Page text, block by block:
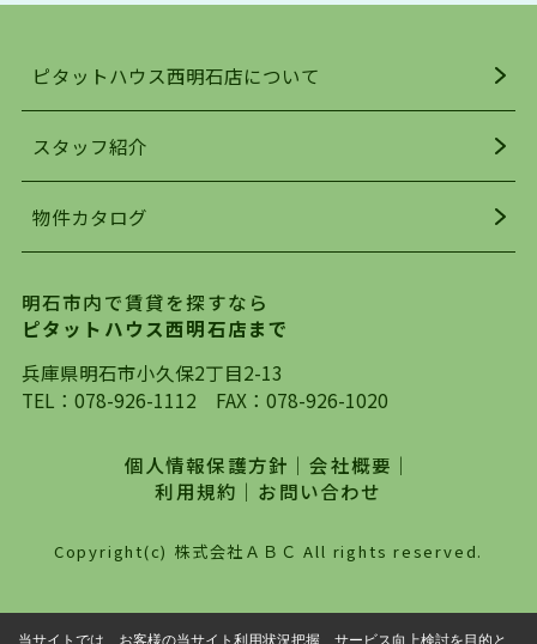
明石駅・西明石駅を中心に、明石市・神戸市西区
でお部屋探している方は、ぜひ当ＨＰにて物件を
お探しになってください。弊社は、スタッフの平
を行っており地域最大級の情報取扱量を誇ってお
ります。店頭で限られた物件をご紹介する、従来
自身でインターネットを利用し、理想のお部屋を
探していただき、選択していただいた物件情報に
対して、専門知識を持ったスタッフがサポートさ
せていただくスタイルを心がけております。私た
は、一度だけでは終わらない、お客様との末長い
お付き合いです。初めての一人暮らしから、就
職・ご結婚・売買物件の購入、などなど一生涯に
わたる、良きアドバイザーとして、地域に密着し
た営業スタイルで様々なお役立ちができればと強
ピタットハウス西明石店について
スタッフ紹介
物件カタログ
明石市内で賃貸を探すなら
ピタットハウス西明石店まで
兵庫県明石市小久保2丁目2-13
TEL： 078-926-1112 FAX：078-926-1020
個人情報保護方針 ｜会社概要 ｜
利用規約 ｜ お問い合わせ
Copyright(c) 株式会社ＡＢＣ All rights reserved.
当サイトでは、お客様の当サイト利用状況把握、サービス向上検討を目的と